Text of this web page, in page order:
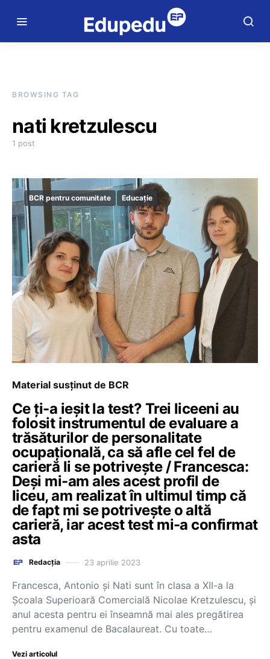
BROWSING TAG
nati kretzulescu
1 post
BCR pentru comunitate Educație
Material susținut de BCR
Ce ți-a ieșit la test? Trei liceeni au
folosit instrumentul de evaluare a
trăsăturilor de personalitate
ocupațională, ca să afle cel fel de
carieră li se potrivește / Francesca:
Deși mi-am ales acest profil de
liceu, am realizat în ultimul timp că
de fapt mi se potrivește o altă
carieră, iar acest test mi-a confirmat
asta
Redacția 23 aprilie 2023
Francesca, Antonio și Nati sunt în clasa a XII-a la
Școala Superioară Comercială Nicolae Kretzulescu, și
anul acesta pentru ei înseamnă mai ales pregătirea
pentru examenul de Bacalaureat. Cu toate…
Vezi articolul